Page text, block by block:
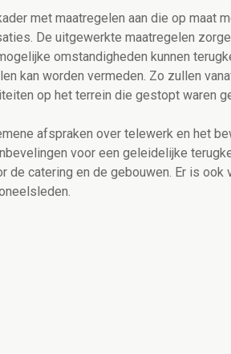
met maatregelen aan die op maat
De uitgewerkte maatregelen
omstandigheden kunnen
kan worden vermeden. Zo zullen
op het terrein die gestopt waren
afspraken over telewerk en het
voor een geleidelijke
de catering en de gebouwen. Er is